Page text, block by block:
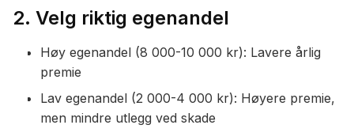
2. Velg riktig egenandel
Høy egenandel (8 000-10 000 kr): Lavere årlig
premie
Lav egenandel (2 000-4 000 kr): Høyere premie,
men mindre utlegg ved skade